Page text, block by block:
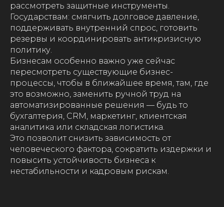
рассмотреть защитные инструменты.
Государствам: смягчить долговое давление,
поддерживать внутренний спрос, готовить
резервы и координировать антикризисную
политику.
Бизнесам особенно важно уже сейчас
пересмотреть существующие бизнес-
процессы, чтобы в ближайшее время, там, где
это возможно, заменить ручной труд на
автоматизированные решения — будь то
бухгалтерия, CRM, маркетинг, клиентская
аналитика или складская логистика.
Это позволит снизить зависимость от
человеческого фактора, сократить издержки и
повысить устойчивость бизнеса к
нестабильности и кадровым рискам.